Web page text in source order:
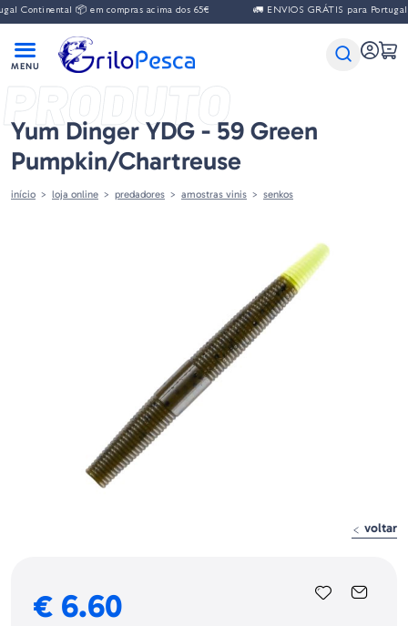
Continental 📦 em compras acima dos 65€ 🚛 ENVIOS GRÁTIS para Portugal
PRODUTO
Yum Dinger YDG - 59 Green
Pumpkin/Chartreuse
início loja online predadores amostras vinis senkos
voltar
€ 6.60